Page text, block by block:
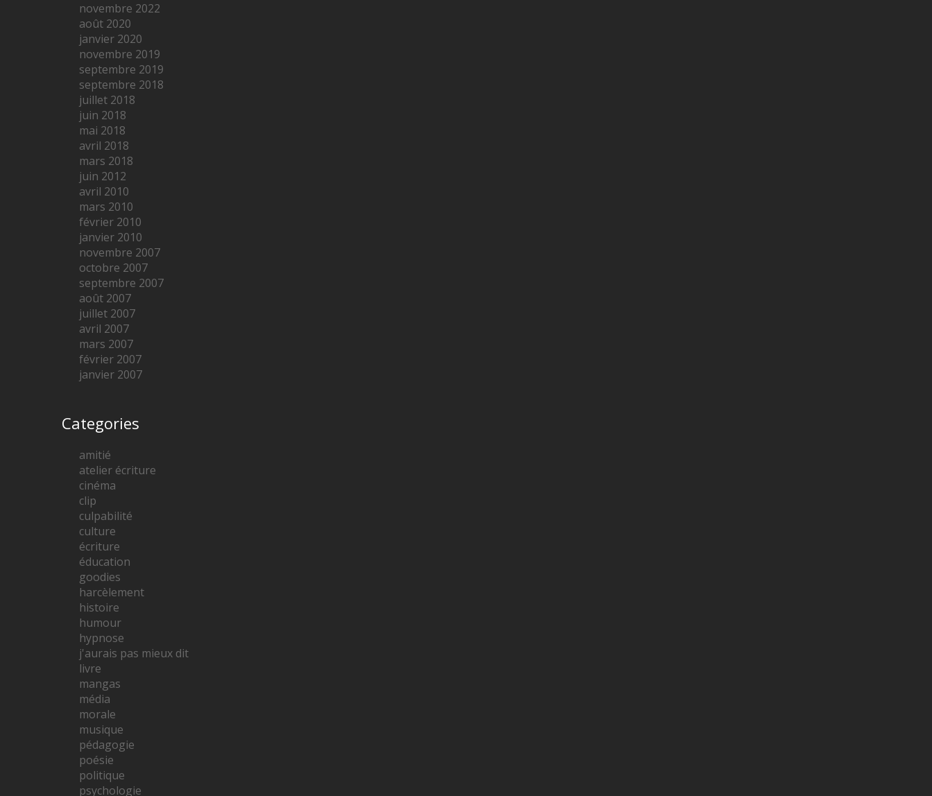
novembre 2022
août 2020
janvier 2020
novembre 2019
septembre 2019
septembre 2018
juillet 2018
juin 2018
mai 2018
avril 2018
mars 2018
juin 2012
avril 2010
mars 2010
février 2010
janvier 2010
novembre 2007
octobre 2007
septembre 2007
août 2007
juillet 2007
avril 2007
mars 2007
février 2007
janvier 2007
Categories
amitié
atelier écriture
cinéma
clip
culpabilité
culture
écriture
éducation
goodies
harcèlement
histoire
humour
hypnose
j'aurais pas mieux dit
livre
mangas
média
morale
musique
pédagogie
poésie
politique
psychologie